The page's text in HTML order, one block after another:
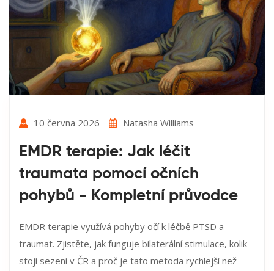
10 června 2026 Natasha Williams
EMDR terapie: Jak léčit
traumata pomocí očních
pohybů - Kompletní průvodce
EMDR terapie využívá pohyby očí k léčbě PTSD a
traumat. Zjistěte, jak funguje bilaterální stimulace, kolik
stojí sezení v ČR a proč je tato metoda rychlejší než